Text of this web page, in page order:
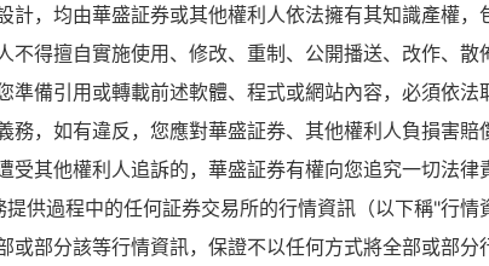
計，均由華盛証券或其他權利人依法擁有其知識產權
不得擅自實施使用、修改、重制、公開播送、改作、
準備引用或轉載前述軟體、程式或網站內容，必須依
務，如有違反，您應對華盛証券、其他權利人負損害
受其他權利人追訴的，華盛証券有權向您追究一切法律
提供過程中的任何証券交易所的行情資訊（以下稱"行
或部分該等行情資訊，保證不以任何方式將全部或部